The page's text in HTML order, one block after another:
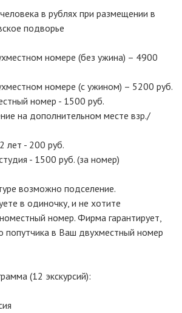
в рублях при размещении в
подворье
номере (без ужина) – 4900
номере (с ужином) – 5200 руб.
номер - 1500 руб.
на дополнительном месте взр./
лет - 200 руб.
- 1500 руб. (за номер)
возможно подселение.
в одиночку, и не хотите
номер. Фирма гарантирует,
попутчика в Ваш двухместный номер
(12 экскурсий):